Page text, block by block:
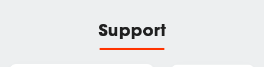
Support